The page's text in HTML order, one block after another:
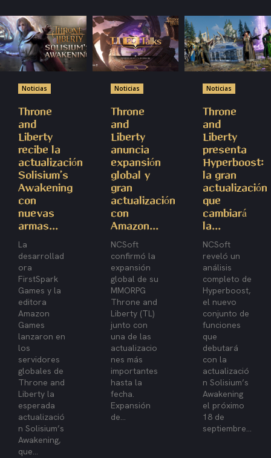
Noticias
Throne
and
Liberty
recibe la
actualización
Solisium’s
Awakening
con
nuevas
armas...
La
desarrollad
ora
FirstSpark
Games y la
editora
Amazon
Games
lanzaron en
los
servidores
globales de
Throne and
Liberty la
esperada
actualizació
n Solisium’s
Awakening,
que...
Noticias
Throne
and
Liberty
anuncia
expansión
global y
gran
actualización
con
Amazon...
NCSoft
confirmó la
expansión
global de su
MMORPG
Throne and
Liberty (TL)
junto con
una de las
actualizacio
nes más
importantes
hasta la
fecha.
Expansión
de...
Noticias
Throne
and
Liberty
presenta
Hyperboost:
la gran
actualización
que
cambiará
la...
NCSoft
reveló un
análisis
completo de
Hyperboost,
el nuevo
conjunto de
funciones
que
debutará
con la
actualizació
n Solisium’s
Awakening
el próximo
18 de
septiembre...